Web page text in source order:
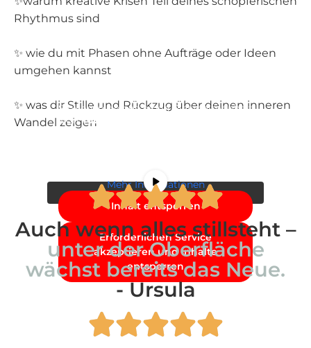
Rhythmus sind
✨ wie du mit Phasen ohne Aufträge oder Ideen
umgehen kannst
✨ was dir Stille und Rückzug über deinen inneren
Wandel zeigen
Sie sehen gerade einen Platzhalterinhalt
vonYouTube
Inhalt zuzugreifen, klicken Sie auf die
Mehr Informationen
Inhalt entsperren
Erforderlichen Service
akzeptieren und Inhalte
entsperren
Auch wenn alles stillsteht –
unter der Oberfläche
wächst bereits das Neue.
- Ursula